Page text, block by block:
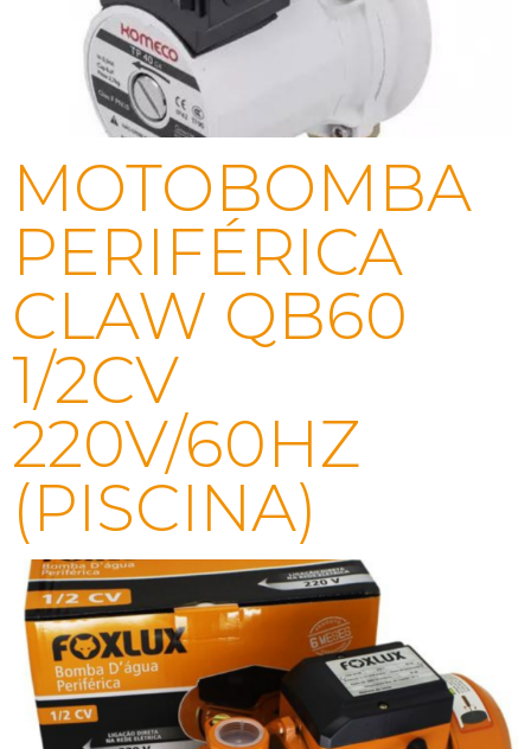
MOTOBOMBA
PERIFÉRICA
CLAW QB60
1/2CV
220V/60HZ
(PISCINA)